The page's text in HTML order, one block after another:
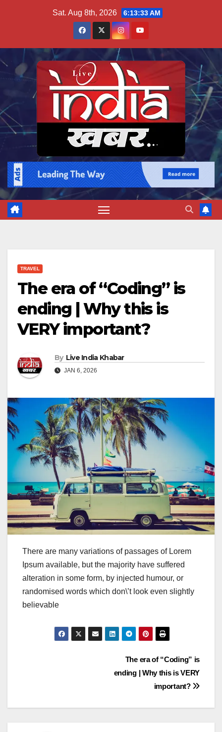
Sat. Aug 8th, 2026 6:13:34 AM
TRAVEL
The era of “Coding” is
ending | Why this is
VERY important?
By Live India Khabar
JAN 6, 2026
There are many variations of passages of Lorem
Ipsum available, but the majority have suffered
alteration in some form, by injected humour, or
randomised words which don\’t look even slightly
believable
The era of “Coding” is
ending | Why this is VERY
important?